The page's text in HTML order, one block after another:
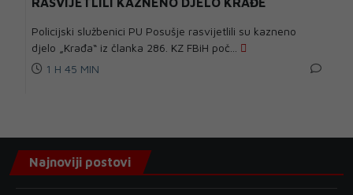
Policijski službenici PU Posušje rasvijetlili su kazneno
djelo „Krađa“ iz članka 286. KZ FBiH poč...
1 H 45 MIN
Najnoviji postovi